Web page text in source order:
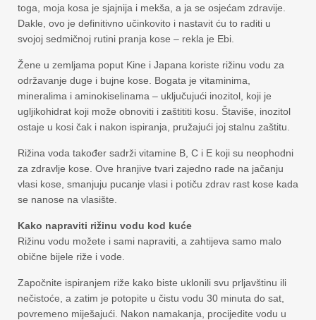
toga, moja kosa je sjajnija i mekša, a ja se osjećam zdravije.
Dakle, ovo je definitivno učinkovito i nastavit ću to raditi u
svojoj sedmičnoj rutini pranja kose – rekla je Ebi.
Žene u zemljama poput Kine i Japana koriste rižinu vodu za
održavanje duge i bujne kose. Bogata je vitaminima,
mineralima i aminokiselinama – uključujući inozitol, koji je
ugljikohidrat koji može obnoviti i zaštititi kosu. Štaviše, inozitol
ostaje u kosi čak i nakon ispiranja, pružajući joj stalnu zaštitu.
Rižina voda također sadrži vitamine B, C i E koji su neophodni
za zdravlje kose. Ove hranjive tvari zajedno rade na jačanju
vlasi kose, smanjuju pucanje vlasi i potiču zdrav rast kose kada
se nanose na vlasište.
Kako napraviti rižinu vodu kod kuće
Rižinu vodu možete i sami napraviti, a zahtijeva samo malo
obične bijele riže i vode.
Započnite ispiranjem riže kako biste uklonili svu prljavštinu ili
nečistoće, a zatim je potopite u čistu vodu 30 minuta do sat,
povremeno miješajući. Nakon namakanja, procijedite vodu u